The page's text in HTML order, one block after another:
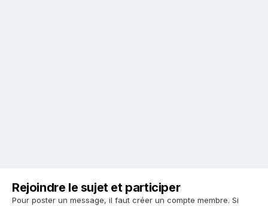
Rejoindre le sujet et participer
Pour poster un message, il faut créer un compte membre. Si